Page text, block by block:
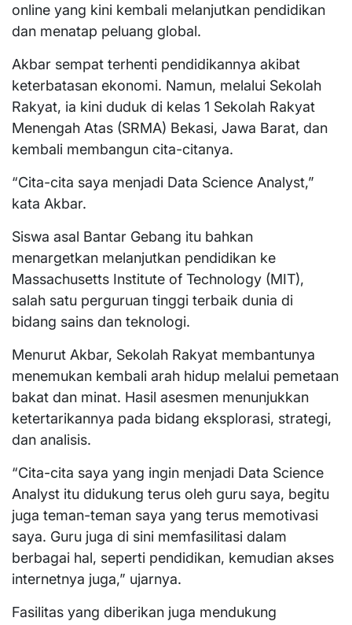
online yang kini kembali melanjutkan pendidikan
dan menatap peluang global.
Akbar sempat terhenti pendidikannya akibat
keterbatasan ekonomi. Namun, melalui Sekolah
Rakyat, ia kini duduk di kelas 1 Sekolah Rakyat
Menengah Atas (SRMA) Bekasi, Jawa Barat, dan
kembali membangun cita-citanya.
“Cita-cita saya menjadi Data Science Analyst,”
kata Akbar.
Siswa asal Bantar Gebang itu bahkan
menargetkan melanjutkan pendidikan ke
Massachusetts Institute of Technology (MIT),
salah satu perguruan tinggi terbaik dunia di
bidang sains dan teknologi.
Menurut Akbar, Sekolah Rakyat membantunya
menemukan kembali arah hidup melalui pemetaan
bakat dan minat. Hasil asesmen menunjukkan
ketertarikannya pada bidang eksplorasi, strategi,
dan analisis.
“Cita-cita saya yang ingin menjadi Data Science
Analyst itu didukung terus oleh guru saya, begitu
juga teman-teman saya yang terus memotivasi
saya. Guru juga di sini memfasilitasi dalam
berbagai hal, seperti pendidikan, kemudian akses
internetnya juga,” ujarnya.
Fasilitas yang diberikan juga mendukung